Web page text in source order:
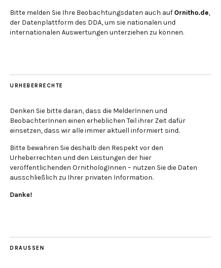
Bitte melden Sie Ihre Beobachtungsdaten auch auf Ornitho.de,
der Datenplattform des DDA, um sie nationalen und
internationalen Auswertungen unterziehen zu können.
URHEBERRECHTE
Denken Sie bitte daran, dass die MelderInnen und
BeobachterInnen einen erheblichen Teil ihrer Zeit dafür
einsetzen, dass wir alle immer aktuell informiert sind.
Bitte bewahren Sie deshalb den Respekt vor den
Urheberrechten und den Leistungen der hier
veröffentlichenden OrnithologInnen – nutzen Sie die Daten
ausschließlich zu Ihrer privaten Information.
Danke!
DRAUSSEN